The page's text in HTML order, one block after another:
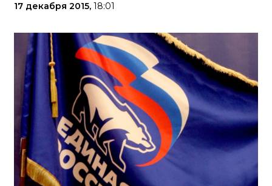
17 декабря 2015, 18:01